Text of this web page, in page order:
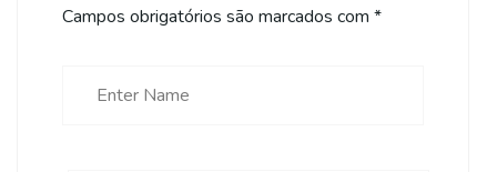
Campos obrigatórios são marcados com *